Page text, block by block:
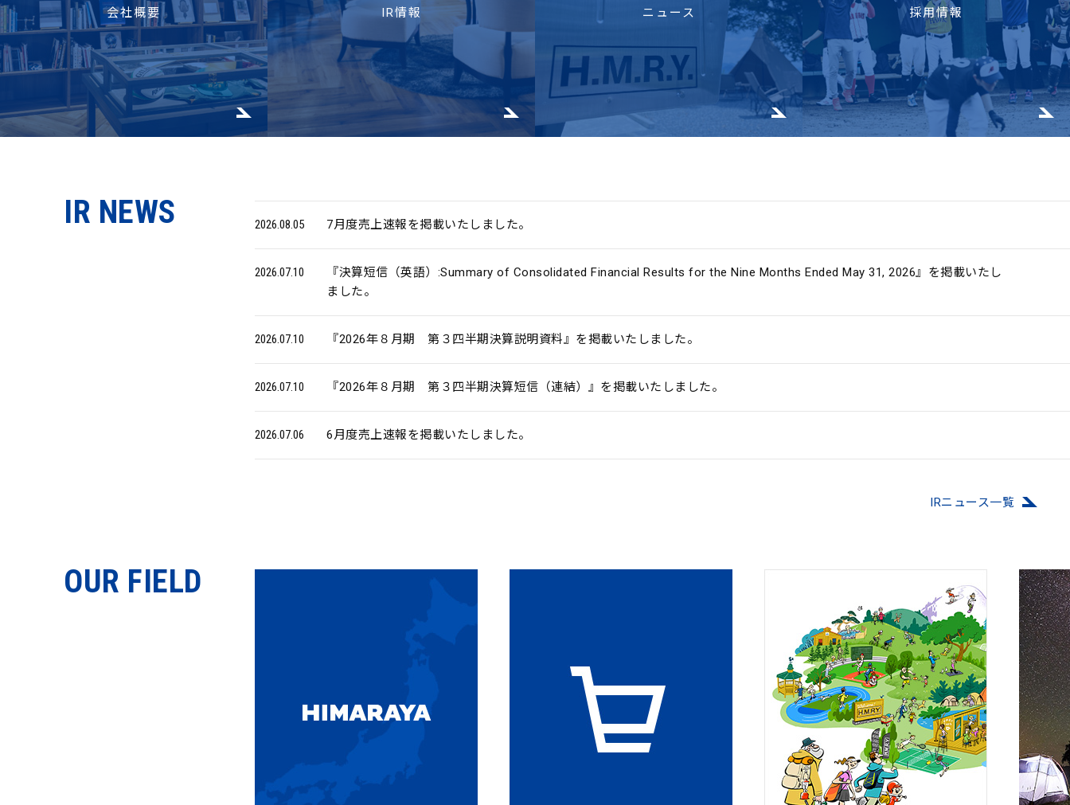
会社概要 IR情報 ニュース 採用情報
IR NEWS 2026.08.05 7月度売上速報を掲載いたしました。
2026.07.10
『決算短信（英語）:Summary of Consolidated Financial Results for the Nine Months Ended May 31, 2026』を掲載いたし
ました。
2026.07.10 『2026年８月期 第３四半期決算説明資料』を掲載いたしました。
2026.07.10 『2026年８月期 第３四半期決算短信（連結）』を掲載いたしました。
2026.07.06 6月度売上速報を掲載いたしました。
IRニュース⼀覧
OUR FIELD